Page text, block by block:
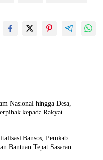
Nasional hingga Desa,
kepada Rakyat
Bansos, Pemkab
Bantuan Tepat Sasaran